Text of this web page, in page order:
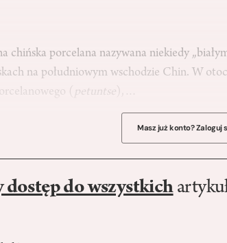
chińska porcelana nazywana niekiedy „białym
na południowym wschodzie Chin. W
( petuntse
Masz już konto? Zaloguj
do wszystkich